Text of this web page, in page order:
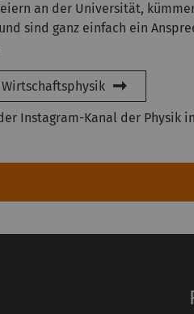
an der Universität,
sind ganz einfach ein
Instagram-Kanal der Physik